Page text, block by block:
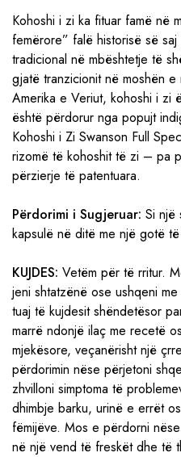
Kohoshi i zi ka fituar famë në
femërore” falë historisë së
tradicional në mbështetje të
gjatë tranzicionit në moshën
Amerika e Veriut, kohoshi i zi
është përdorur nga popujt
Kohoshi i Zi Swanson Full
rizomë të kohoshit të zi – pa
përzierje të patentuara.
Përdorimi i Sugjeruar: Si një
kapsulë në ditë me një gotë
KUJDES: Vetëm për të rritur.
jeni shtatzënë ose ushqeni
tuaj të kujdesit shëndetësor
marrë ndonjë ilaç me recetë
mjekësore, veçanërisht një
përdorimin nëse përjetoni
zhvilloni simptoma të
dhimbje barku, urinë e errët
fëmijëve. Mos e përdorni
në një vend të freskët dhe të